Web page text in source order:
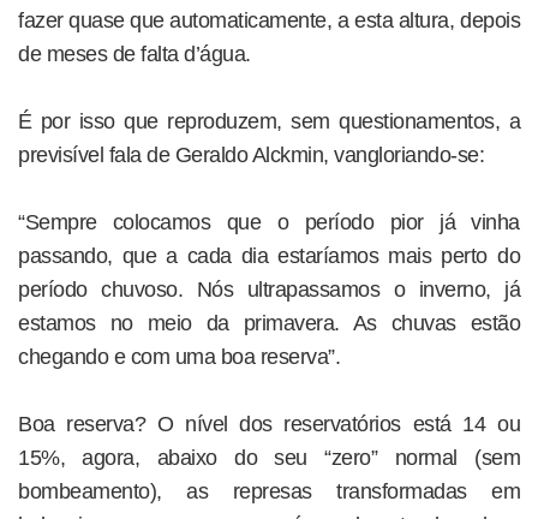
fazer quase que automaticamente, a esta altura, depois
de meses de falta d’água.
É por isso que reproduzem, sem questionamentos, a
previsível fala de Geraldo Alckmin, vangloriando-se:
“Sempre colocamos que o período pior já vinha
passando, que a cada dia estaríamos mais perto do
período chuvoso. Nós ultrapassamos o inverno, já
estamos no meio da primavera. As chuvas estão
chegando e com uma boa reserva”.
Boa reserva? O nível dos reservatórios está 14 ou
15%, agora, abaixo do seu “zero” normal (sem
bombeamento), as represas transformadas em